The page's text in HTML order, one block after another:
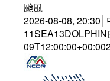
颱風
2026-08-08, 20:30│